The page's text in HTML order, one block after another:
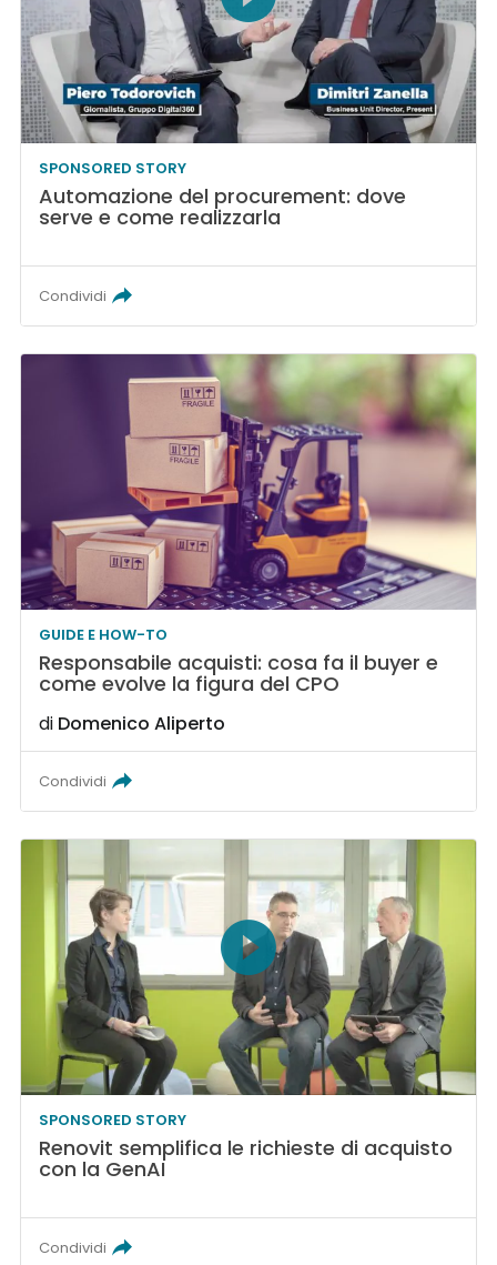
SPONSORED STORY
Automazione del procurement: dove
serve e come realizzarla
Condividi
GUIDE E HOW-TO
Responsabile acquisti: cosa fa il buyer e
come evolve la figura del CPO
di Domenico Aliperto
Condividi
SPONSORED STORY
Renovit semplifica le richieste di acquisto
con la GenAI
Condividi